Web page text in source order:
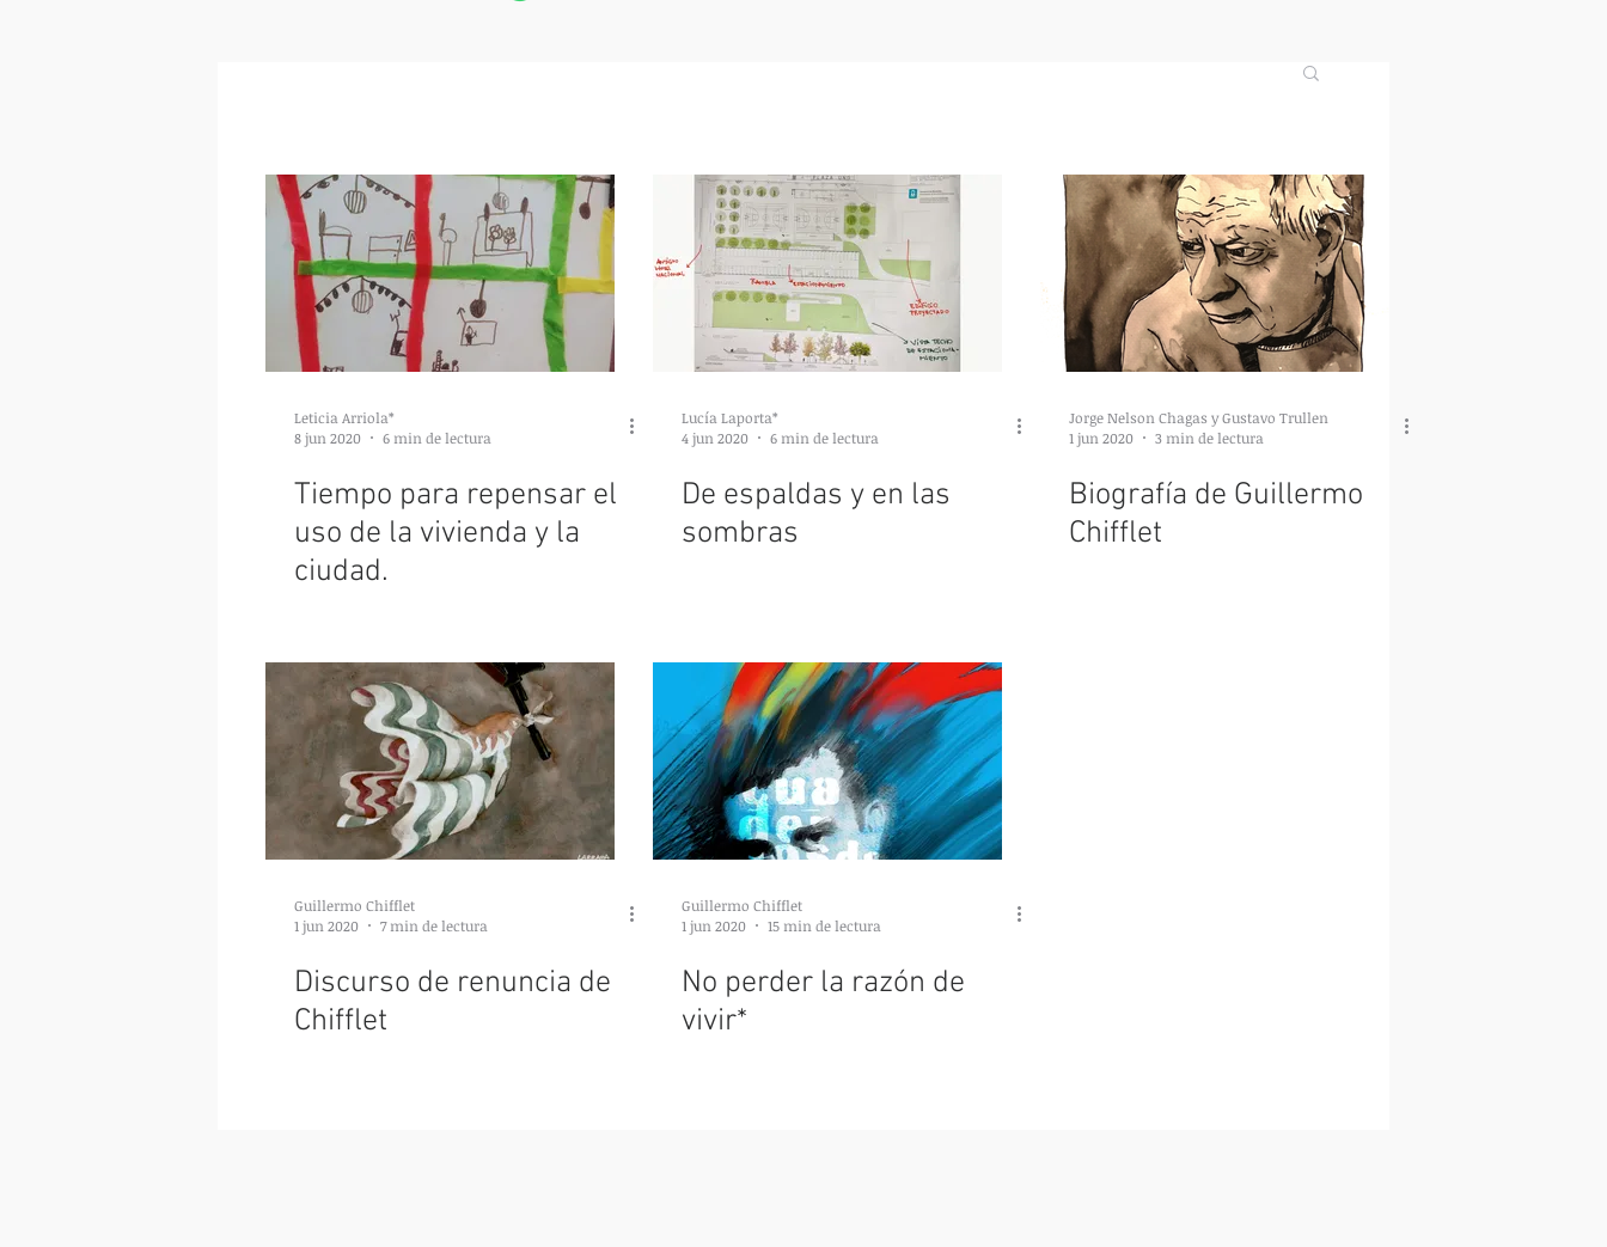
Leticia Arriola*
8 jun 2020
6 min de lectura
Tiempo para repensar el
uso de la vivienda y la
ciudad.
Lucía Laporta*
4 jun 2020
6 min de lectura
De espaldas y en las
sombras
Jorge Nelson Chagas y Gustavo Trullen
1 jun 2020
3 min de lectura
Biografía de Guillermo
Chifflet
Guillermo Chifflet
1 jun 2020
7 min de lectura
Discurso de renuncia de
Chifflet
Guillermo Chifflet
1 jun 2020
15 min de lectura
No perder la razón de
vivir*